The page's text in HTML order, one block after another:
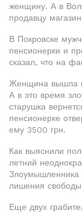
женщину. А в
продавцу
В Покровске
пенсионерки и
сказал, что на
Женщина вышла
А в это время
старушка
пенсионерке
ему 3500 грн.
Как выяснили
летний
Злоумышленника
лишения
Еще двух